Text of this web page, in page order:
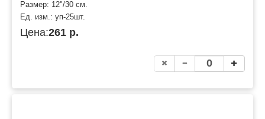
Размер: 12"/30 см.
Ед. изм.: уп-25шт.
Цена:261 р.